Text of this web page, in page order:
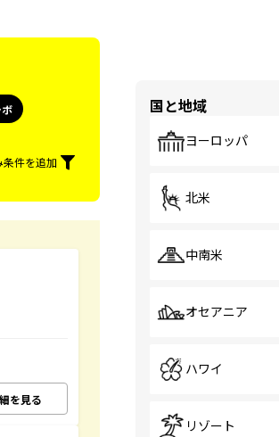
件を追加
を見る
国と地域
ヨーロッパ
北米
中南米
オセアニア
ハワイ
リゾート